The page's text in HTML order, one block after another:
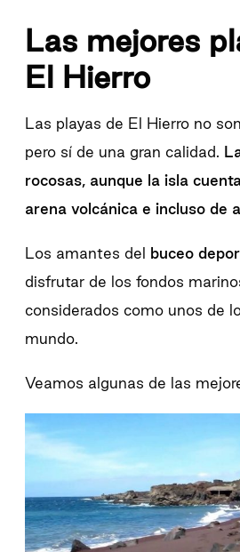
Las mejores
El Hierro
Las playas de El Hierro no
pero sí de una gran calidad.
rocosas, aunque la isla
arena volcánica e incluso de
Los amantes del buceo
disfrutar de los fondos
considerados como unos de
mundo.
Veamos algunas de las